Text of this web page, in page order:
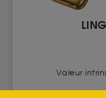
Valeur